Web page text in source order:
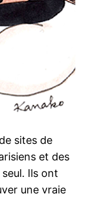
sites de
et des
Ils ont
une vraie